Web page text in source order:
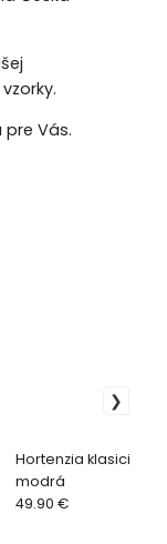
Vás.
Hortenzia klasicizmus
modrá
49.90 €